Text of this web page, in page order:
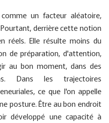
un facteur aléatoire,
derrière cette notion
réels. Elle résulte moins du
de préparation, d'attention,
au bon moment, dans des
Dans les trajectoires
ce que l'on appelle
posture. Être au bon endroit
développé une capacité à